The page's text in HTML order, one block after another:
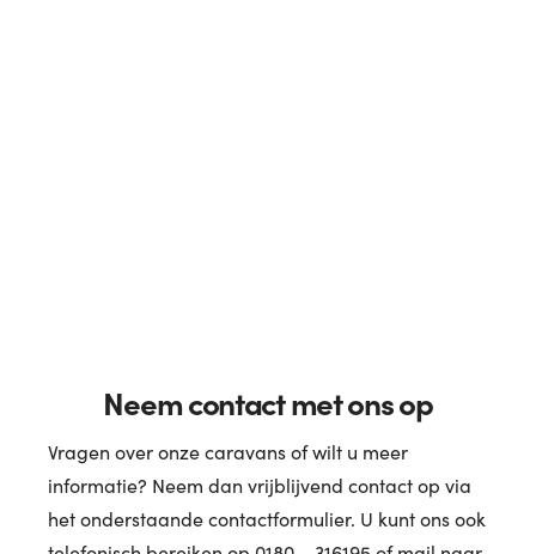
Neem contact met ons op
Vragen over onze caravans of wilt u meer
informatie? Neem dan vrijblijvend contact op via
het onderstaande contactformulier. U kunt ons ook